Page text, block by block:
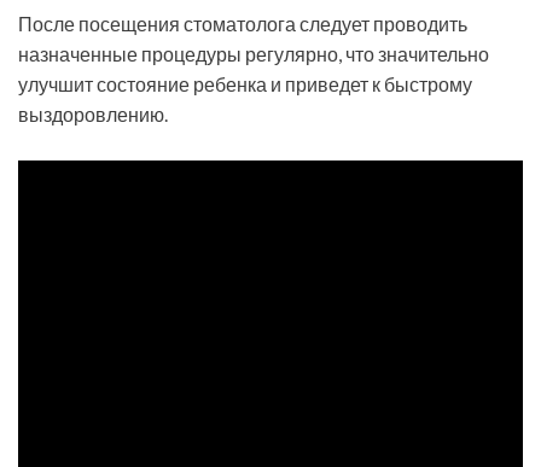
После посещения стоматолога следует проводить
назначенные процедуры регулярно, что значительно
улучшит состояние ребенка и приведет к быстрому
выздоровлению.